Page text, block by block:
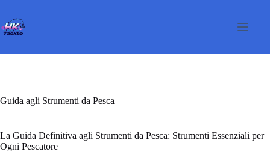
contenuto
Guida agli Strumenti da Pesca
La Guida Definitiva agli Strumenti da Pesca: Strumenti Essenziali per
Ogni Pescatore